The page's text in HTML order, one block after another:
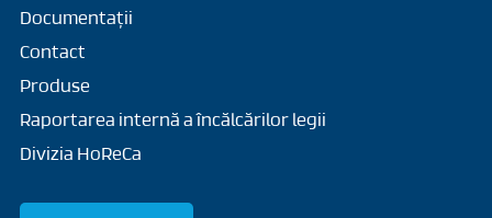
Documentații
Contact
Produse
Raportarea internă a încălcărilor legii
Divizia HoReCa